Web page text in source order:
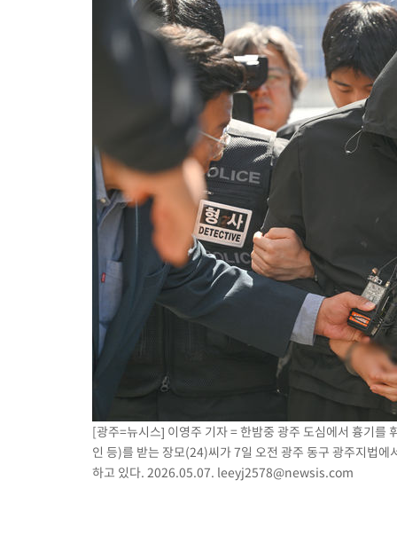
[광주=뉴시스] 이영주 기자 = 한밤중 광주 도심에서 흉기를
인 등)를 받는 장모(24)씨가 7일 오전 광주 동구 광주지법
하고 있다. 2026.05.07. leeyj2578@newsis.com